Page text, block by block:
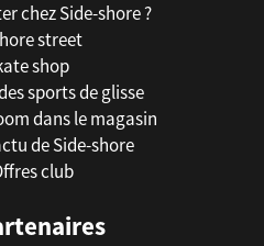
chez Side-shore ?
street
shop
sports de glisse
dans le magasin
de Side-shore
club